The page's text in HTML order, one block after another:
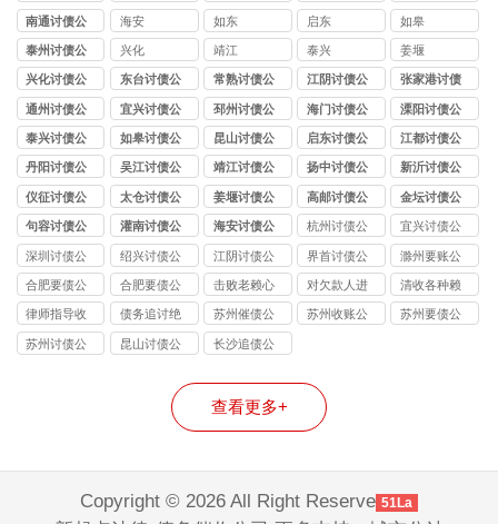
司
南通讨债公
司
海安 如东 启东 如皋
泰州讨债公
司
兴化 靖江 泰兴 姜堰
兴化讨债公
司
东台讨债公
司
常熟讨债公
司
江阴讨债公
司
张家港讨债
公司
通州讨债公
司
宜兴讨债公
司
邳州讨债公
司
海门讨债公
司
溧阳讨债公
司
泰兴讨债公
司
如皋讨债公
司
昆山讨债公
司
启东讨债公
司
江都讨债公
司
丹阳讨债公
司
吴江讨债公
司
靖江讨债公
司
扬中讨债公
司
新沂讨债公
司
仪征讨债公
司
太仓讨债公
司
姜堰讨债公
司
高邮讨债公
司
金坛讨债公
司
句容讨债公
司
灌南讨债公
司
海安讨债公
司
杭州讨债公
司
宜兴讨债公
司
深圳讨债公
司
绍兴讨债公
司
江阴讨债公
司
界首讨债公
司
滁州要账公
司
合肥要债公
司
合肥要债公
司
击败老赖心
理防线
对欠款人进
行过催讨
清收各种赖
债
律师指导收
账
债务追讨绝
不违法
苏州催债公
司
苏州收账公
苏州要债公
苏州讨债公
昆山讨债公
长沙追债公
查看更多+
Copyright © 2026 All Right Reserve 51La